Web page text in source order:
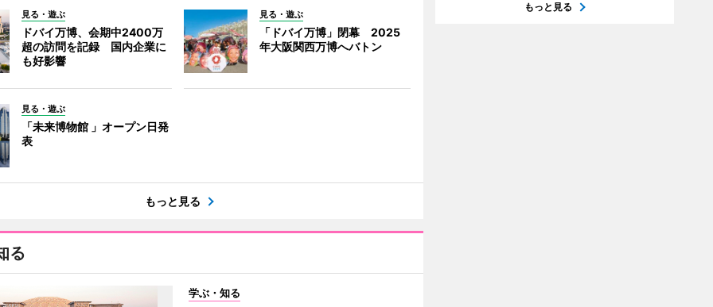
見る・遊ぶ
ドバイ万博、会期中2400万
超の訪問を記録 国内企業に
も好影響
見る・遊ぶ
「ドバイ万博」閉幕 2025
年大阪関西万博へバトン
見る・遊ぶ
「未来博物館 」オープン日発
表
もっと見る
る
学ぶ・知る
もっと見る